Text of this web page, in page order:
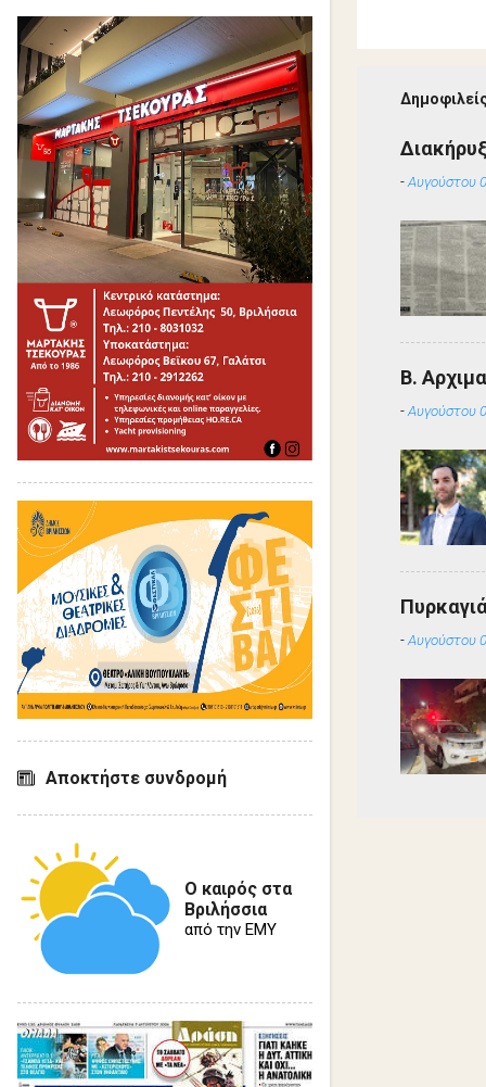
-Αυγούστου
Β.
-Αυγούστου
-Αυγούστου
Αποκτήστε συνδρομή
Ο καιρός στα
Βριλήσσια
από την ΕΜΥ